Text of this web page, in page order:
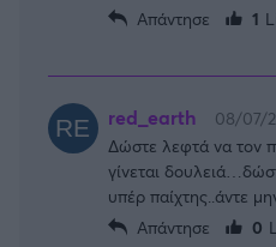
Απάντησε
1
red_earth
08/07/
Δώστε λεφτά να τον
γίνεται
υπέρ παίχτης..άντε
Απάντησε
0